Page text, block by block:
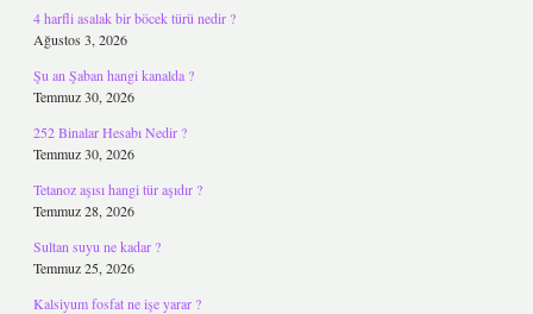
4 harfli asalak bir böcek türü nedir ?
Ağustos 3, 2026
Şu an Şaban hangi kanalda ?
Temmuz 30, 2026
252 Binalar Hesabı Nedir ?
Temmuz 30, 2026
Tetanoz aşısı hangi tür aşıdır ?
Temmuz 28, 2026
Sultan suyu ne kadar ?
Temmuz 25, 2026
Kalsiyum fosfat ne işe yarar ?